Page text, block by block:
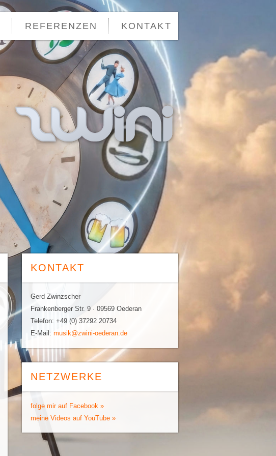
REFERENZEN KONTAKT
KONTAKT
Gerd Zwinzscher
Frankenberger Str. 9 · 09569 Oederan
Telefon: +49 (0) 37292 20734
E-Mail: musik@zwini-oederan.de
NETZWERKE
folge mir auf Facebook »
meine Videos auf YouTube »